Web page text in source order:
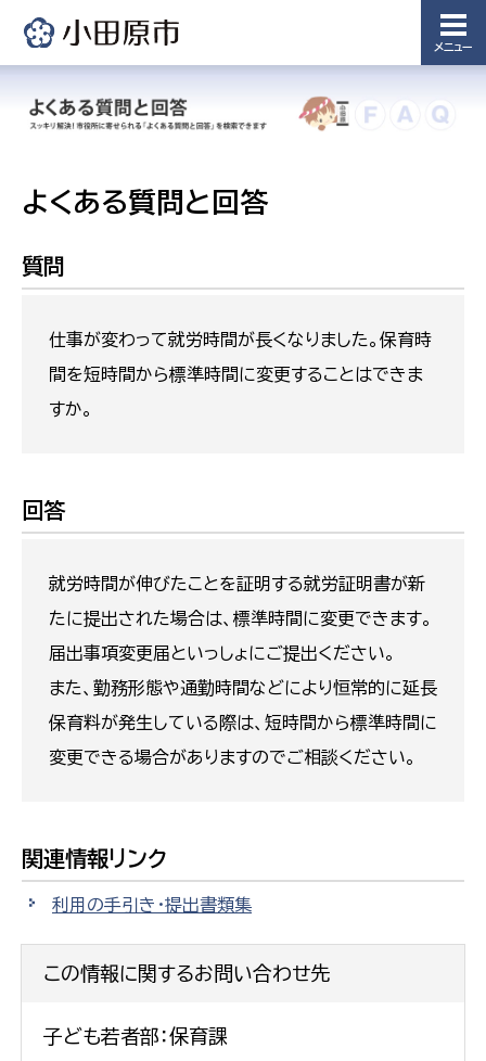
メニュー
よくある質問と回答
質問
仕事が変わって就労時間が長くなりました。保育時
間を短時間から標準時間に変更することはできま
すか。
回答
就労時間が伸びたことを証明する就労証明書が新
たに提出された場合は、標準時間に変更できます。
届出事項変更届といっしょにご提出ください。
また、勤務形態や通勤時間などにより恒常的に延長
保育料が発生している際は、短時間から標準時間に
変更できる場合がありますのでご相談ください。
関連情報リンク
利用の手引き・提出書類集
この情報に関するお問い合わせ先
子ども若者部：保育課